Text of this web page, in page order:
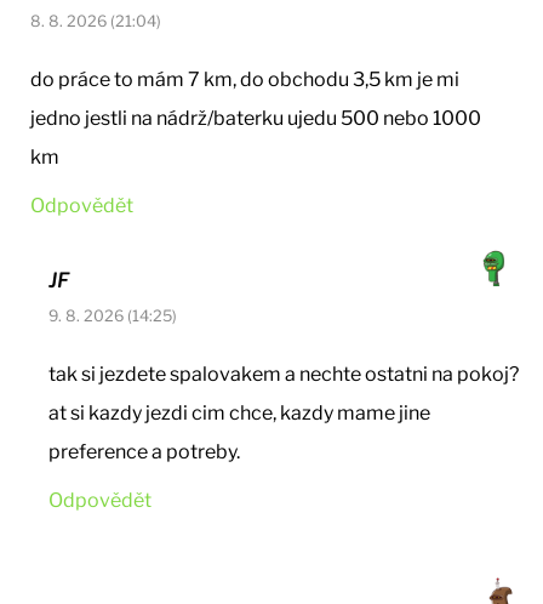
8. 8. 2026 (21:04)
do práce to mám 7 km, do obchodu 3,5 km je mi
jedno jestli na nádrž/baterku ujedu 500 nebo 1000
km
Odpovědět
JF
9. 8. 2026 (14:25)
tak si jezdete spalovakem a nechte ostatni na pokoj?
at si kazdy jezdi cim chce, kazdy mame jine
preference a potreby.
Odpovědět